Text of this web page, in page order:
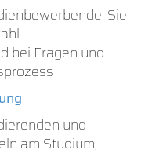
Sie
bei Fragen und
und
am Studium,